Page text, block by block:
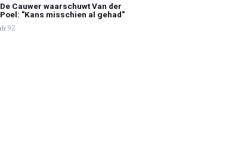
De Cauwer waarschuwt Van der
Poel: "Kans misschien al gehad"
92